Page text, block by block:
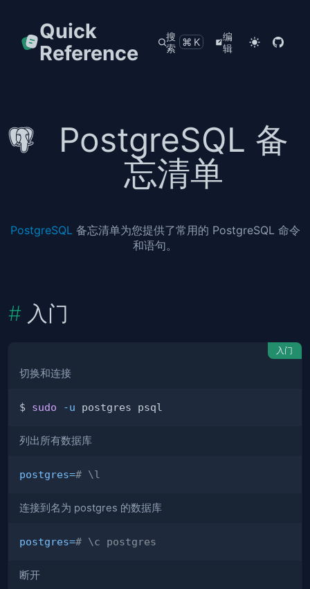
Quick
Reference
搜
索
⌘K
编
辑
PostgreSQL 备
忘清单
PostgreSQL备忘清单为您提供了常用的 PostgreSQL 命令
和语句。
入门
入门
切换和连接
$ sudo -u
列出所有数据库
postgres=# \l
连接到名为 postgres 的数据库
postgres=# \c postgres
断开